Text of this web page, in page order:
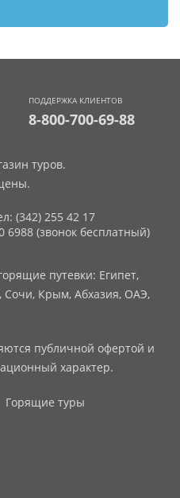
ПОДДЕРЖКА КЛИЕНТОВ
8-800-700-69-88
туров.
(342) 255 42 17
(звонок бесплатный)
путевки: Египет,
Сочи, Крым, Абхазия, ОАЭ,
публичной офертой и
характер.
Горящие туры